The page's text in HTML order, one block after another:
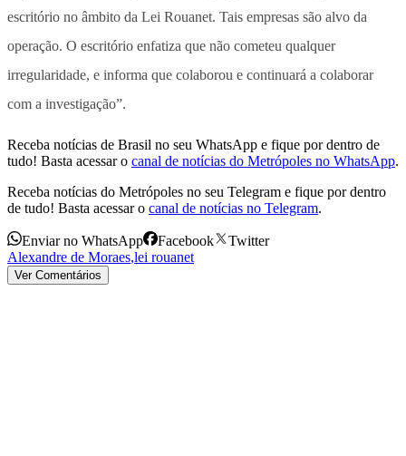
escritório no âmbito da Lei Rouanet. Tais empresas são alvo da
operação. O escritório enfatiza que não cometeu qualquer
irregularidade, e informa que colaborou e continuará a colaborar
com a investigação”.
Receba notícias de Brasil no seu WhatsApp e fique por dentro de
tudo! Basta acessar o canal de notícias do Metrópoles no WhatsApp.
Receba notícias do Metrópoles no seu Telegram e fique por dentro
de tudo! Basta acessar o canal de notícias no Telegram.
Enviar no WhatsApp Facebook
Twitter
Alexandre de Moraes,lei rouanet
Ver Comentários